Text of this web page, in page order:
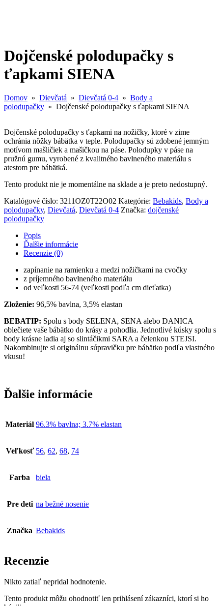
Dojčenské polodupačky s
ťapkami SIENA
Domov » Dievčatá » Dievčatá 0-4 » Body a
polodupačky » Dojčenské polodupačky s ťapkami SIENA
Dojčenské polodupačky s ťapkami na nožičky, ktoré v zime
ochránia nôžky bábätka v teple. Polodupačky sú zdobené jemným
motívom mašličiek a mašičkou na páse. Polodupky v páse na
pružnú gumu, vyrobené z kvalitného bavlneného materiálu s
atestom pre bábätká.
Tento produkt nie je momentálne na sklade a je preto nedostupný.
Katalógové číslo: 3211OZ0T22O02 Kategórie: Bebakids, Body a
polodupačky, Dievčatá, Dievčatá 0-4 Značka: dojčenské
polodupačky
Popis
Ďalšie informácie
Recenzie (0)
zapínanie na ramienku a medzi nožičkami na cvočky
z príjemného bavlneného materiálu
od veľkosti 56-74 (veľkosti podľa cm dieťatka)
Zloženie: 96,5% bavlna, 3,5% elastan
BEBATIP: Spolu s body SELENA, SENA alebo DANICA
oblečiete vaše bábätko do krásy a pohodlia. Jednotlivé kúsky spolu s
body krásne ladia aj so slintáčikmi SARA a čelenkou STEJSI.
Nakombinujte si originálnu súpravičku pre bábätko podľa vlastného
vkusu!
Ďalšie informácie
Materiál 96.3% bavlna; 3.7% elastan
Veľkosť 56, 62, 68, 74
Farba biela
Pre deti na bežné nosenie
Značka Bebakids
Recenzie
Nikto zatiaľ nepridal hodnotenie.
Tento produkt môžu ohodnotiť len prihlásení zákazníci, ktorí si ho